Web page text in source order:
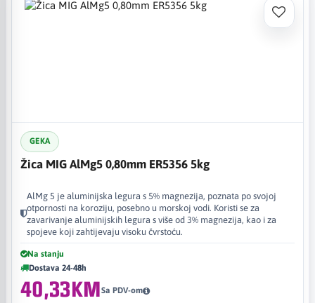
GEKA
Žica MIG AlMg5 0,80mm ER5356 5kg
AlMg 5 je aluminijska legura s 5% magnezija, poznata po svojoj
otpornosti na koroziju, posebno u morskoj vodi. Koristi se za
zavarivanje aluminijskih legura s više od 3% magnezija, kao i za
spojeve koji zahtijevaju visoku čvrstoću.
Na stanju
Dostava 24-48h
40,33KMSa PDV-om